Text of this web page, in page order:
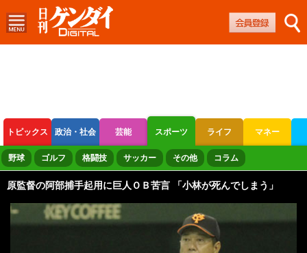
トピックス 政治・社会 芸能 スポーツ ライフ マネー
ボートレース 競輪 オートレース
野球 ゴルフ 格闘技 サッカー その他 コラム
原監督の阿部捕手起用に巨人ＯＢ苦言 「小林が死んでしまう」